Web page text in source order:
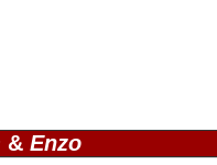
& Enzo